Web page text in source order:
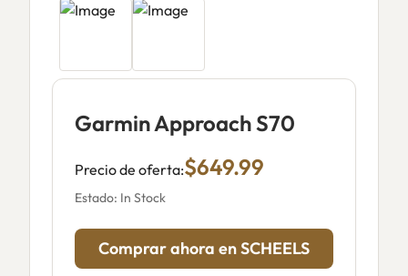
Garmin Approach S70
Precio de oferta:$649.99
Estado: In Stock
Comprar ahora en SCHEELS